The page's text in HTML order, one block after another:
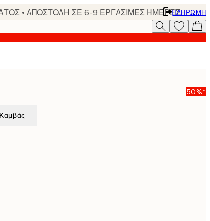
• ΑΠΟΣΤΟΛΗ ΣΕ 6-9 ΕΡΓΑΣΙΜΕΣ ΗΜΕΡΕΣΠΛΗΡΩΜΉ
50%*
Καμβάς